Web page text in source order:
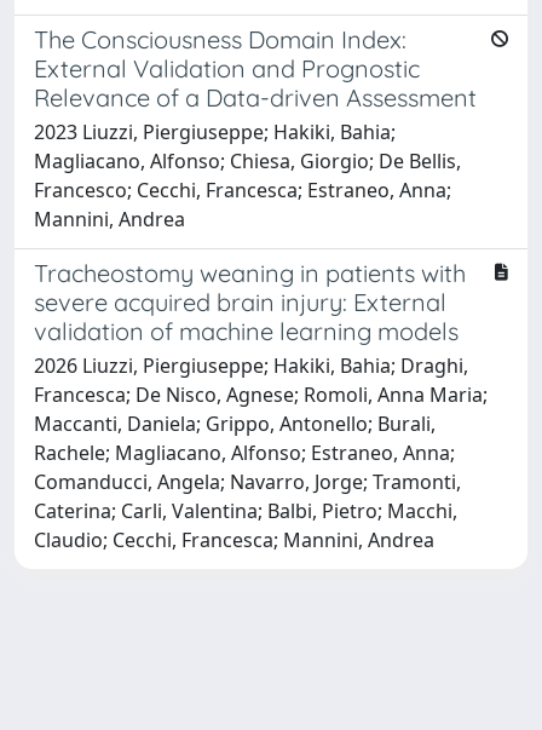
The Consciousness Domain Index:
External Validation and Prognostic
Relevance of a Data-driven Assessment
2023 Liuzzi, Piergiuseppe; Hakiki, Bahia;
Magliacano, Alfonso; Chiesa, Giorgio; De Bellis,
Francesco; Cecchi, Francesca; Estraneo, Anna;
Mannini, Andrea
Tracheostomy weaning in patients with
severe acquired brain injury: External
validation of machine learning models
2026 Liuzzi, Piergiuseppe; Hakiki, Bahia; Draghi,
Francesca; De Nisco, Agnese; Romoli, Anna Maria;
Maccanti, Daniela; Grippo, Antonello; Burali,
Rachele; Magliacano, Alfonso; Estraneo, Anna;
Comanducci, Angela; Navarro, Jorge; Tramonti,
Caterina; Carli, Valentina; Balbi, Pietro; Macchi,
Claudio; Cecchi, Francesca; Mannini, Andrea